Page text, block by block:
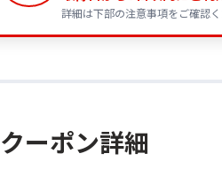
詳細は下部の注意事項をご確認
クーポン詳細